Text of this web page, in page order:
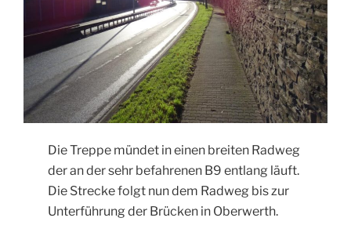
Die Treppe mündet in einen breiten Radweg
der an der sehr befahrenen B9 entlang läuft.
Die Strecke folgt nun dem Radweg bis zur
Unterführung der Brücken in Oberwerth.